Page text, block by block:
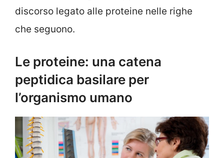
discorso legato alle proteine nelle righe
che seguono.
Le proteine: una catena
peptidica basilare per
l’organismo umano